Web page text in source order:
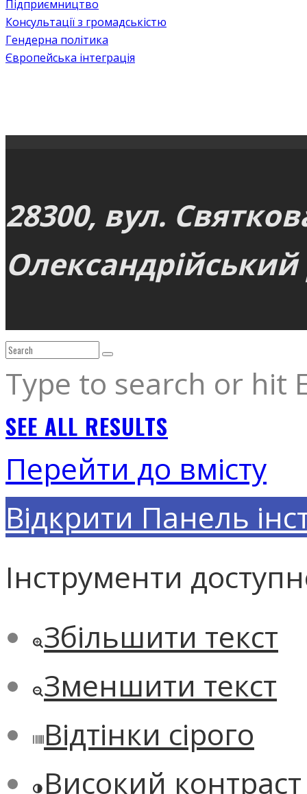
Підприємництво
Консультації з громадськістю
Гендерна політика
Європейська інтеграція
28300, вул.
Олександрійський
Type to search or hit
SEE ALL RESULTS
Перейти до вмісту
Відкрити Панель
Інструменти
Збільшити текст
Зменшити текст
Відтінки сірого
Високий контраст